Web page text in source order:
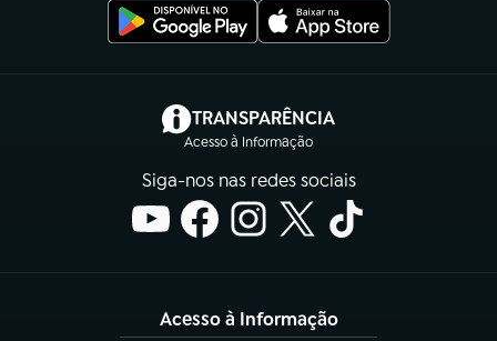
TRANSPARÊNCIA
Acesso à Informação
(abre em nova aba)
Siga-nos nas redes sociais
Acesso à Informação